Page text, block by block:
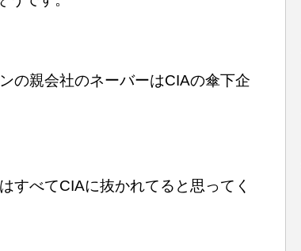
の親会社のネーバーはCIAの傘下企
すべてCIAに抜かれてると思ってく